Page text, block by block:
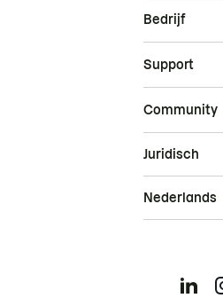
Bedrijf
Support
Community
Juridisch
Nederlands